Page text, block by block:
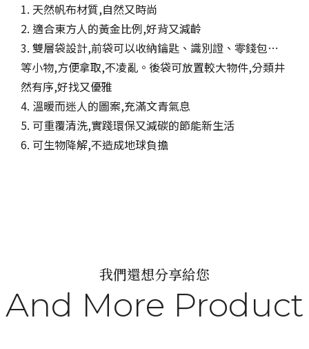
1. 天然帆布材質,自然又時尚
2. 適合東方人的黃金比例,好背又減齡
3. 雙層袋設計,前袋可以收納鑰匙、識別證、零錢包…
等小物,方便拿取,不凌亂。後袋可放置較大物件,分類井
然有序,好找又優雅
4. 溫暖而迷人的圖案,充滿文青氣息
5. 可重覆清洗,實踐環保又減碳的節能新生活
6. 可生物降解,不造成地球負擔
我們還想分享給您
And More Product